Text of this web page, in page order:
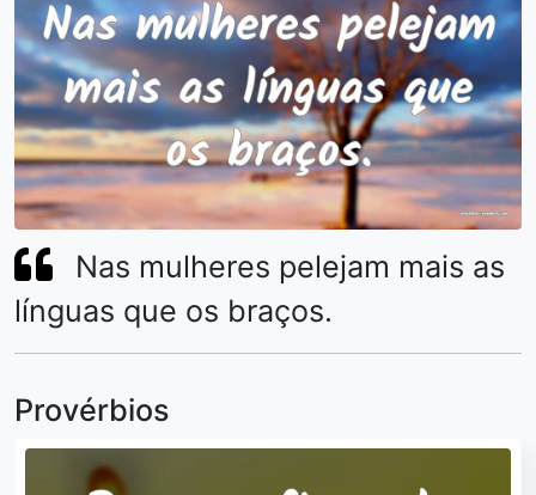
Nas mulheres pelejam mais as
línguas que os braços.
Provérbios